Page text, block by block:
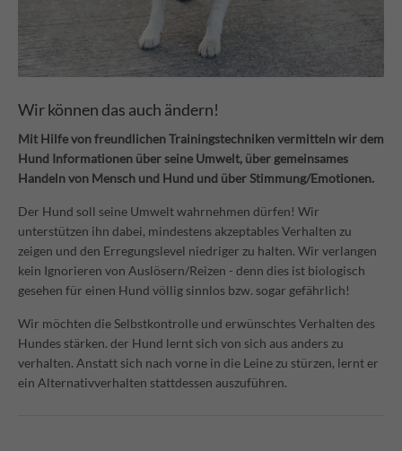
Wir können das auch ändern!
Mit Hilfe von freundlichen Trainingstechniken vermitteln wir dem
Hund Informationen über seine Umwelt, über gemeinsames
Handeln von Mensch und Hund und über Stimmung/Emotionen.
Der Hund soll seine Umwelt wahrnehmen dürfen! Wir
unterstützen ihn dabei, mindestens akzeptables Verhalten zu
zeigen und den Erregungslevel niedriger zu halten. Wir verlangen
kein Ignorieren von Auslösern/Reizen - denn dies ist biologisch
gesehen für einen Hund völlig sinnlos bzw. sogar gefährlich!
Wir möchten die Selbstkontrolle und erwünschtes Verhalten des
Hundes stärken. der Hund lernt sich von sich aus anders zu
verhalten. Anstatt sich nach vorne in die Leine zu stürzen, lernt er
ein Alternativverhalten stattdessen auszuführen.